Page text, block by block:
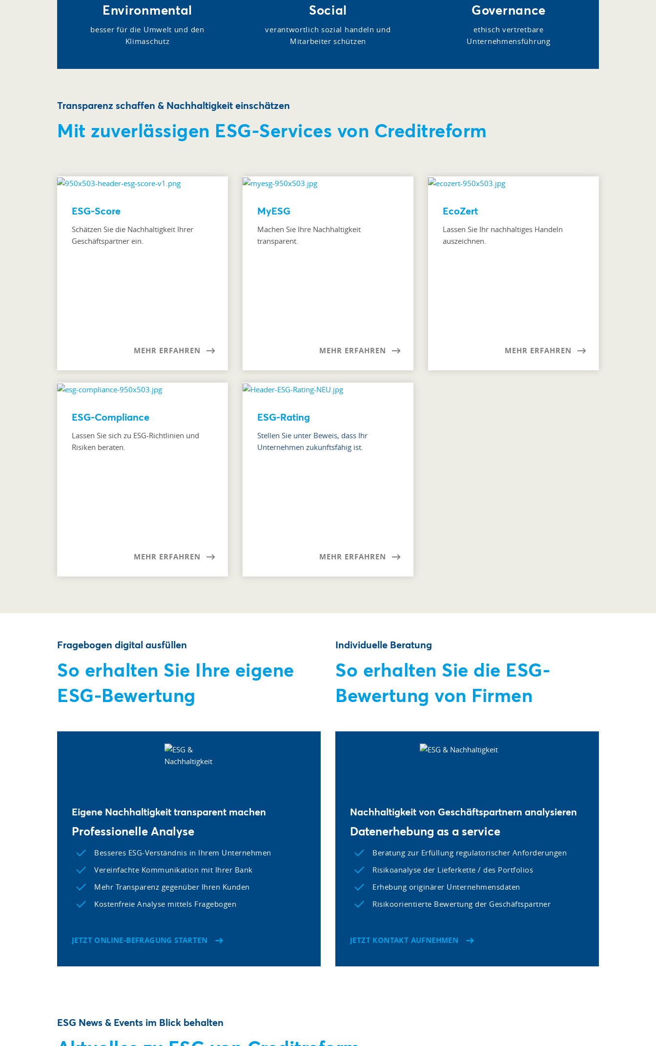
Environmental
besser für die Umwelt und den
Klimaschutz
Social
verantwortlich sozial handeln und
Mitarbeiter schützen
Governance
ethisch vertretbare
Unternehmensführung
Transparenz schaffen & Nachhaltigkeit einschätzen
Mit zuverlässigen ESG-Services von Creditreform
ESG-Score
Schätzen Sie die Nachhaltigkeit Ihrer
Geschäftspartner ein.
MEHR ERFAHREN
ESG-Compliance
Lassen Sie sich zu ESG-Richtlinien und
Risiken beraten.
MEHR ERFAHREN
MyESG
Machen Sie Ihre Nachhaltigkeit
transparent.
MEHR ERFAHREN
ESG-Rating
Stellen Sie unter Beweis, dass Ihr
Unternehmen zukunftsfähig ist.
MEHR ERFAHREN
EcoZert
Lassen Sie Ihr nachhaltiges Handeln
auszeichnen.
MEHR ERFAHREN
Fragebogen digital ausfüllen
So erhalten Sie Ihre eigene
ESG-Bewertung
Individuelle Beratung
So erhalten Sie die ESG-
Bewertung von Firmen
Eigene Nachhaltigkeit transparent machen
Professionelle Analyse
Besseres ESG-Verständnis in Ihrem Unternehmen
Vereinfachte Kommunikation mit Ihrer Bank
Mehr Transparenz gegenüber Ihren Kunden
Kostenfreie Analyse mittels Fragebogen
JETZT ONLINE-BEFRAGUNG STARTEN
Nachhaltigkeit von Geschäftspartnern analysieren
Datenerhebung as a service
Beratung zur Erfüllung regulatorischer Anforderungen
Risikoanalyse der Lieferkette / des Portfolios
Erhebung originärer Unternehmensdaten
Risikoorientierte Bewertung der Geschäftspartner
JETZT KONTAKT AUFNEHMEN
ESG News & Events im Blick behalten